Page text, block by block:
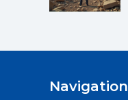
Navigation